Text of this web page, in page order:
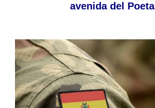
avenida del Poeta